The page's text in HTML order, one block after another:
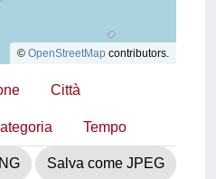
© OpenStreetMap contributors.
Città
Tempo
Salva come JPEG